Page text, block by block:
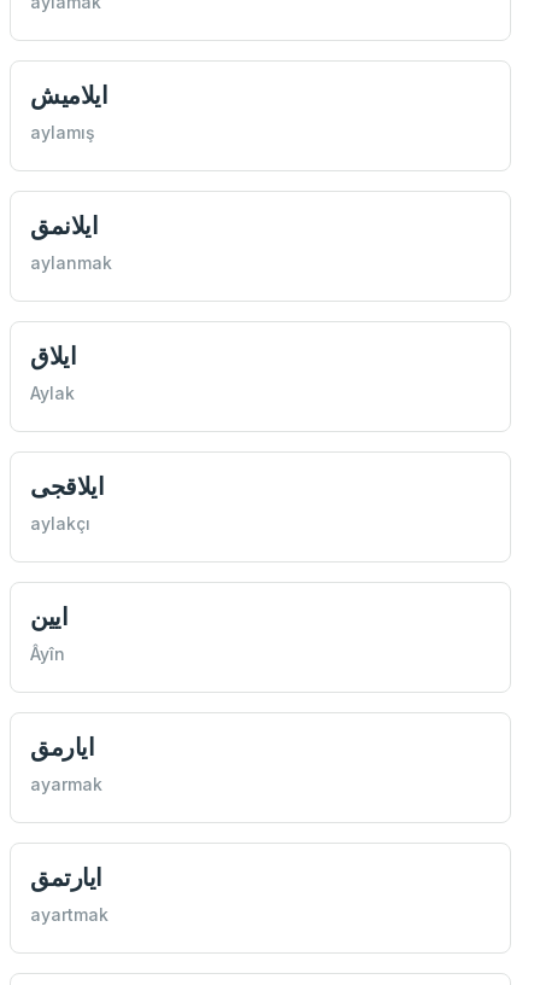
ايلاميش
aylamış
ايلانمق
aylanmak
ايلاق
Aylak
ايلاقجی
aylakçı
ايين
Âyîn
ايارمق
ayarmak
ايارتمق
ayartmak